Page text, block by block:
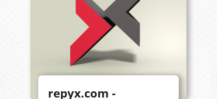
repyx.com -